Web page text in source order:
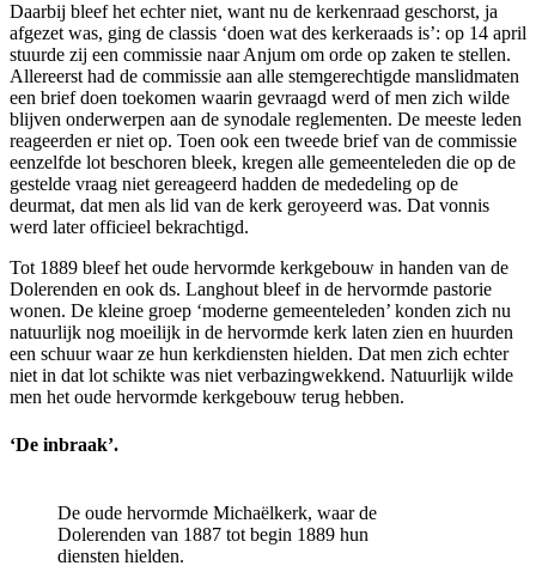
Daarbij bleef het echter niet, want nu de kerkenraad geschorst, ja
afgezet was, ging de classis ‘doen wat des kerkeraads is’: op 14 april
stuurde zij een commissie naar Anjum om orde op zaken te stellen.
Allereerst had de commissie aan alle stemgerechtigde manslidmaten
een brief doen toekomen waarin gevraagd werd of men zich wilde
blijven onderwerpen aan de synodale reglementen. De meeste leden
reageerden er niet op. Toen ook een tweede brief van de commissie
eenzelfde lot beschoren bleek, kregen alle gemeenteleden die op de
gestelde vraag niet gereageerd hadden de mededeling op de
deurmat, dat men als lid van de kerk geroyeerd was. Dat vonnis
werd later officieel bekrachtigd.
Tot 1889 bleef het oude hervormde kerkgebouw in handen van de
Dolerenden en ook ds. Langhout bleef in de hervormde pastorie
wonen. De kleine groep ‘moderne gemeenteleden’ konden zich nu
natuurlijk nog moeilijk in de hervormde kerk laten zien en huurden
een schuur waar ze hun kerkdiensten hielden. Dat men zich echter
niet in dat lot schikte was niet verbazingwekkend. Natuurlijk wilde
men het oude hervormde kerkgebouw terug hebben.
‘De inbraak’.
De oude hervormde Michaëlkerk, waar de
Dolerenden van 1887 tot begin 1889 hun
diensten hielden.